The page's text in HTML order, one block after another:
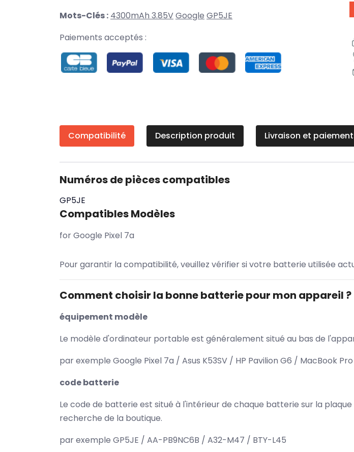
Mots-Clés : 4300mAh 3.85VGoogle GP5JE
Paiements acceptés :
Compatibilité Description produit Livraison et
Numéros de pièces compatibles
GP5JE
Compatibles Modèles
for Google Pixel 7a
Pour garantir la compatibilité, veuillez vérifier si votre batterie utilisée
Comment choisir la bonne batterie pour mon appareil ?
équipement modèle
Le modèle d'ordinateur portable est généralement situé au bas de
par exemple Google Pixel 7a / Asus K53SV / HP Pavilion G6 / MacBook Pro
code batterie
Le code de batterie est situé à l'intérieur de chaque batterie sur la
recherche de la boutique.
par exemple GP5JE / AA-PB9NC6B / A32-M47 / BTY-L45